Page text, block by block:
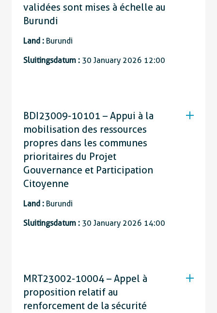
validées sont mises à échelle au
Burundi
Land : Burundi
Sluitingsdatum : 30 January 2026 12:00
BDI23009-10101 – Appui à la
mobilisation des ressources
propres dans les communes
prioritaires du Projet
Gouvernance et Participation
Citoyenne
Land : Burundi
Sluitingsdatum : 30 January 2026 14:00
MRT23002-10004 – Appel à
proposition relatif au
renforcement de la sécurité